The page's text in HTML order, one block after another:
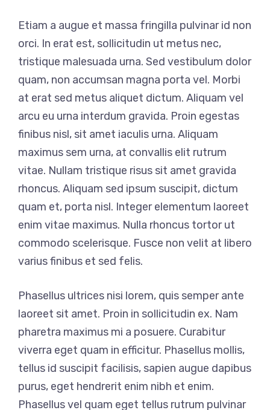
Etiam a augue et massa fringilla pulvinar id non
orci. In erat est, sollicitudin ut metus nec,
tristique malesuada urna. Sed vestibulum dolor
quam, non accumsan magna porta vel. Morbi
at erat sed metus aliquet dictum. Aliquam vel
arcu eu urna interdum gravida. Proin egestas
finibus nisl, sit amet iaculis urna. Aliquam
maximus sem urna, at convallis elit rutrum
vitae. Nullam tristique risus sit amet gravida
rhoncus. Aliquam sed ipsum suscipit, dictum
quam et, porta nisl. Integer elementum laoreet
enim vitae maximus. Nulla rhoncus tortor ut
commodo scelerisque. Fusce non velit at libero
varius finibus et sed felis.
Phasellus ultrices nisi lorem, quis semper ante
laoreet sit amet. Proin in sollicitudin ex. Nam
pharetra maximus mi a posuere. Curabitur
viverra eget quam in efficitur. Phasellus mollis,
tellus id suscipit facilisis, sapien augue dapibus
purus, eget hendrerit enim nibh et enim.
Phasellus vel quam eget tellus rutrum pulvinar